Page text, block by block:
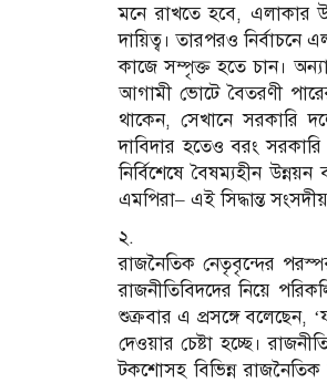
মনে রাখতে হবে, এলাকার
দায়িত্ব। তারপরও
কাজে সম্পৃক্ত হতে চান।
আগামী ভোটে বৈতরণী
থাকেন, সেখানে সরকারি
দাবিদার হতেও বরং সরকারি
নির্বিশেষে বৈষম্যহীন
এমপিরা– এই সিদ্ধান্ত
২.
রাজনৈতিক নেতৃবৃন্দের পরস্পর
রাজনীতিবিদদের নিয়ে
শুক্রবার এ প্রসঙ্গে বলেছেন,
দেওয়ার চেষ্টা হচ্ছে।
টকশোসহ বিভিন্ন